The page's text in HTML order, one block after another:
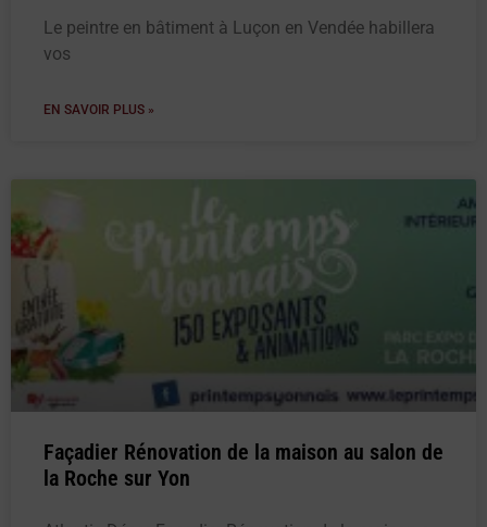
Le peintre en bâtiment à Luçon en Vendée habillera
vos
EN SAVOIR PLUS »
Façadier Rénovation de la maison au salon de
la Roche sur Yon